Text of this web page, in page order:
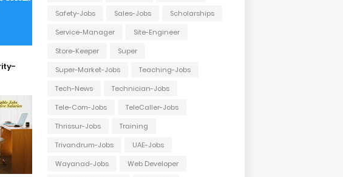
Safety-Jobs
Sales-Jobs
Scholarships
Service-Manager
Site-Engineer
Store-Keeper
Super
Super-Market-Jobs
Teaching-Jobs
Tech-News
Technician-Jobs
Tele-Com-Jobs
TeleCaller-Jobs
Thrissur-Jobs
Training
Trivandrum-Jobs
UAE-Jobs
Wayanad-Jobs
Web Developer